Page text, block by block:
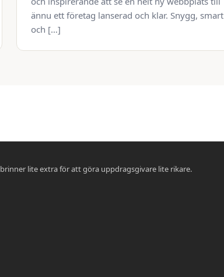
ännu ett företag lanserad och klar. Snygg, smart
och […]
lite extra för att göra uppdragsgivare lite rikare.